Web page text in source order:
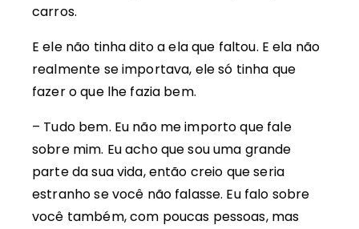
carros.
E ele não tinha dito a ela que faltou. E ela não
realmente se importava, ele só tinha que
fazer o que lhe fazia bem.
– Tudo bem. Eu não me importo que fale
sobre mim. Eu acho que sou uma grande
parte da sua vida, então creio que seria
estranho se você não falasse. Eu falo sobre
você também, com poucas pessoas, mas